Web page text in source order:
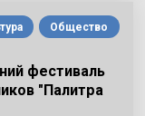
Общество
фестиваль
"Палитра